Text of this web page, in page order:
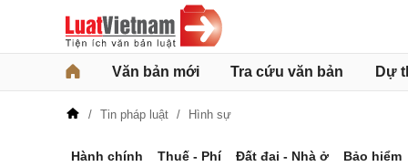
Văn bản mới Tra cứu văn bản Dự
Tin pháp luật Hình sự
Hành chính Thuế - Phí Đất đai - Nhà ở Bảo hiểm